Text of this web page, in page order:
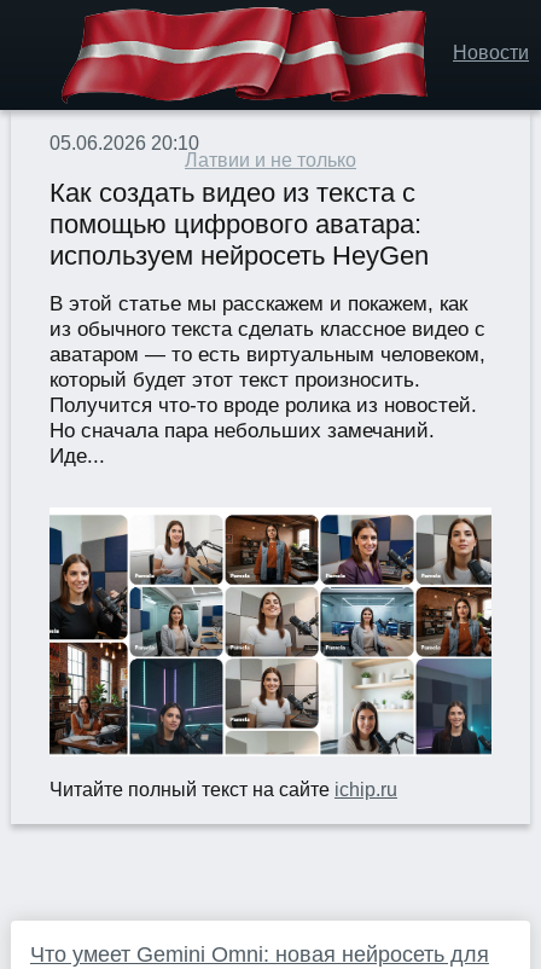
Новости
Латвии и не только
05.06.2026 20:10
Как создать видео из текста с
помощью цифрового аватара:
используем нейросеть HeyGen
В этой статье мы расскажем и покажем, как
из обычного текста сделать классное видео с
аватаром — то есть виртуальным человеком,
который будет этот текст произносить.
Получится что-то вроде ролика из новостей.
Но сначала пара небольших замечаний.
Иде...
Читайте полный текст на сайте ichip.ru
Что умеет Gemini Omni: новая нейросеть для